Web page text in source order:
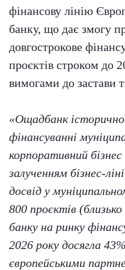
фінансову лінію
банку, що дає змогу
довгострокове
проєктів строком до
вимогами до застави
«Ощадбанк
фінансуванні
корпоративний
залученням бізнес-
досвід у
800 проєктів
банку на ринку
2026 року досягла
європейськими